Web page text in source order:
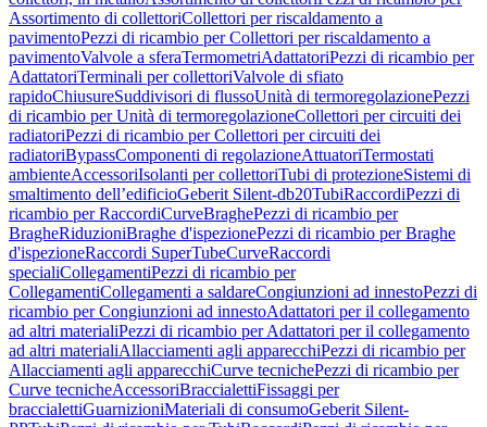
Assortimento di collettoriCollettori per riscaldamento a
pavimentoPezzi di ricambio per Collettori per riscaldamento a
pavimentoValvole a sferaTermometriAdattatoriPezzi di ricambio per
AdattatoriTerminali per collettoriValvole di sfiato
rapidoChiusureSuddivisori di flussoUnità di termoregolazionePezzi
di ricambio per Unità di termoregolazioneCollettori per circuiti dei
radiatoriPezzi di ricambio per Collettori per circuiti dei
radiatoriBypassComponenti di regolazioneAttuatoriTermostati
ambienteAccessoriIsolanti per collettoriTubi di protezioneSistemi di
smaltimento dell’edificioGeberit Silent-db20TubiRaccordiPezzi di
ricambio per RaccordiCurveBraghePezzi di ricambio per
BragheRiduzioniBraghe d'ispezionePezzi di ricambio per Braghe
d'ispezioneRaccordi SuperTubeCurveRaccordi
specialiCollegamentiPezzi di ricambio per
CollegamentiCollegamenti a saldareCongiunzioni ad innestoPezzi di
ricambio per Congiunzioni ad innestoAdattatori per il collegamento
ad altri materialiPezzi di ricambio per Adattatori per il collegamento
ad altri materialiAllacciamenti agli apparecchiPezzi di ricambio per
Allacciamenti agli apparecchiCurve tecnichePezzi di ricambio per
Curve tecnicheAccessoriBraccialettiFissaggi per
braccialettiGuarnizioniMateriali di consumoGeberit Silent-